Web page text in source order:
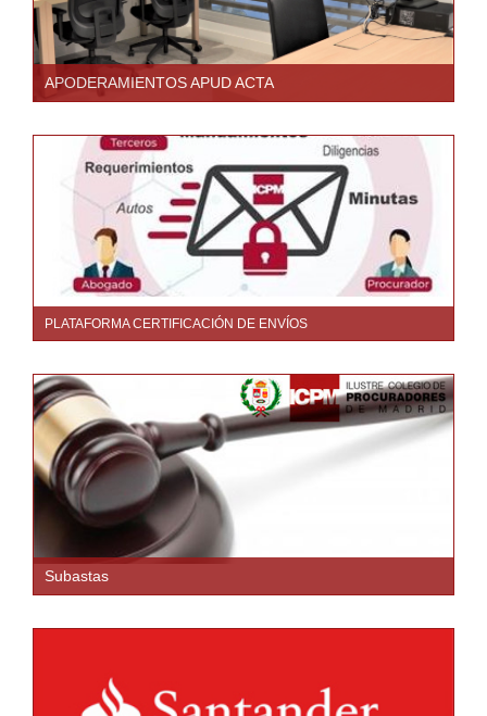
APODERAMIENTOS APUD ACTA
PLATAFORMA CERTIFICACIÓN DE ENVÍOS
Subastas